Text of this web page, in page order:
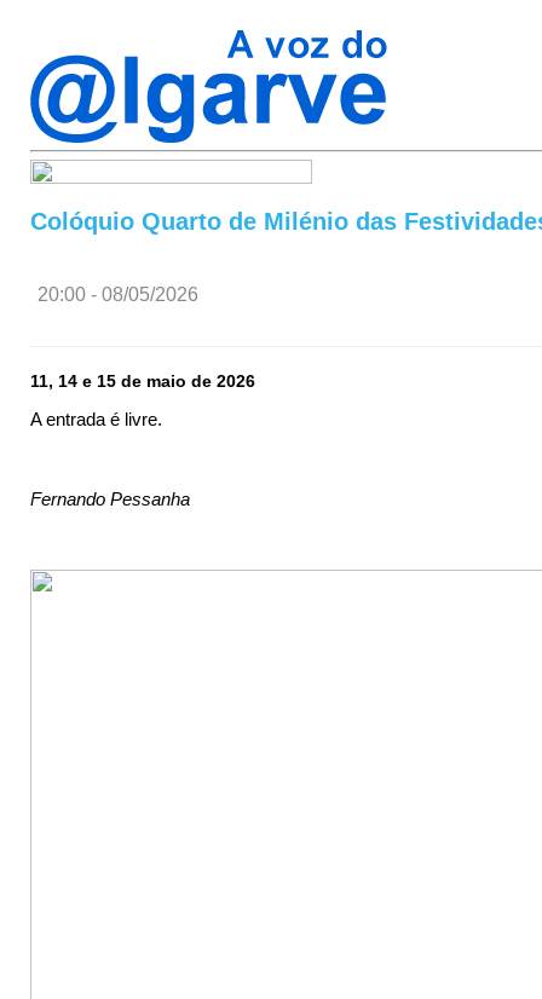
Colóquio Quarto de Milénio das
20:00 - 08/05/2026
11, 14 e 15 de maio de 2026
A entrada é livre.
Fernando Pessanha